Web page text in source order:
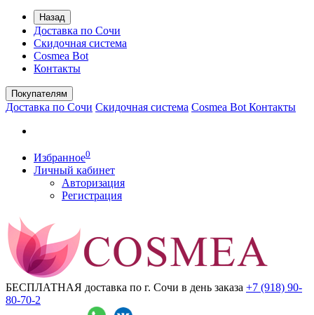
Назад
Доставка по Сочи
Скидочная система
Cosmea Bot
Контакты
Покупателям
Доставка по Сочи Скидочная система Cosmea Bot Контакты
Избранное0
Личный кабинет
Авторизация
Регистрация
БЕСПЛАТНАЯ доставка по г. Сочи в день заказа +7 (918) 90-
80-70-2